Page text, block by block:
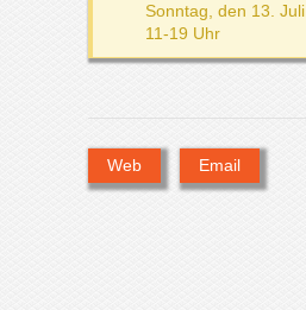
Sonntag, den 13. Juli
11-19 Uhr
Web Email